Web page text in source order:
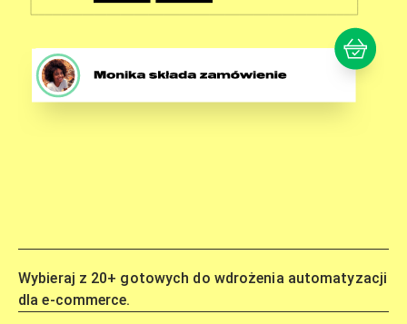
Wybieraj z 20+ gotowych do wdrożenia automatyzacji
dla e-commerce.